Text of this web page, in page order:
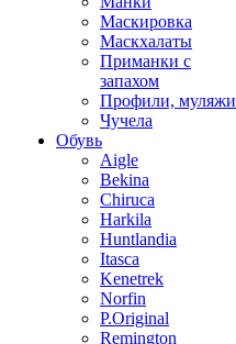
Маскировка
Маскхалаты
Приманки с
запахом
Профили, муляжи
Чучела
Обувь
Aigle
Bekina
Chiruсa
Harkila
Huntlandia
Itasca
Kenetrek
Norfin
P.Original
Remington